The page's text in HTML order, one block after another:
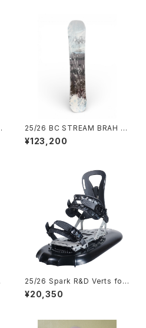
25/26 BC STREAM BRAH 15
4
¥123,200
25/26 Spark R&D Verts for
Spark
¥20,350